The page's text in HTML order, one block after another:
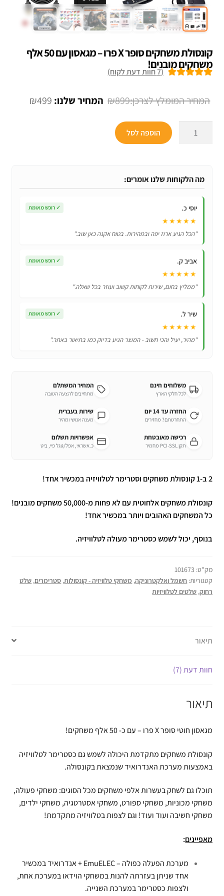
קונסולת משחקים סופר X פרו – מגאסון עם 50 אלף
משחקים מובנים!
לקוחות
(
7חוות דעת לקוח)
₪899
המחיר
₪499 המחיר
סופר
פרו
עם
משחקים
מובנים!
הוספה לסל
מה הלקוחות שלנו אומרים:
יוסי כ. ✓ רוכש מאומת
★★★★★
"הכל הגיע ארוז יפה ובמהירות. בטוח אקנה כאן שוב."
אביב ק. ✓ רוכש מאומת
★★★★★
"ממליץ בחום, שירות לקוחות קשוב ועוזר בכל שאלה."
שיר ל. ✓ רוכש מאומת
★★★★★
"מהיר, יעיל והכי חשוב - המוצר הגיע בדיוק כמו בתיאור באתר."
משלוחים חינם
לכל חלקי הארץ
המחיר המשתלם
מתחייבים להצעה הטובה
החזרה עד 14 יום
התחרטתם? מחזירים
שירות בעברית
מענה אנושי ומהיר
רכישה מאובטחת
תקן PCI-SSL מחמיר
אפשרויות תשלום
כ.אשראי, אפל/גוגל פיי, ביט
2 ב-1 קונסולת משחקים וסטרימר לטלוויזיה במכשיר אחד!
קונסולת משחקים אלחוטית עם לא פחות מ-50,000 משחקים מובנים!
כל המשחקים האהובים ויותר במכשיר אחד!
בנוסף, יכול לשמש כסטרימר מעולה לטלוויזיה.
מק"ט: 101673
קטגוריות: חשמל ואלקטרוניקה, משחקי טלוויזיה - קונסולות, סטרימרים, שלט
רחוק, שלטים לטלוויזיות
תיאור
חוות דעת (7)
תיאור
מגאסון חוטי סופר X פרו – עם כ- 50 אלף משחקים!
קונסולת משחקים מתקדמת היכולה לשמש גם כסטרימר לטלוויזיה
באמצעות מערכת האנדרואיד שנמצאת בקונסולה.
תוכלו גם לשחק בעשרות אלפי משחקים מכל הסוגים: משחקי פעולה,
משחקי מכוניות, משחקי ספורט, משחקי אסטרטגיה, משחקי ילדים,
משחקי חשיבה ועוד ועוד! וגם לצפות בטלוויזיה מתקדמת!
מאפיינים:
מערכת הפעלה כפולה – EmuELEC + אנדרואיד במכשיר
אחד שניתן בעזרתה להנות במשחקי הוידאו במערכת אחת,
ולצפות כסטרימר במערכת השנייה.